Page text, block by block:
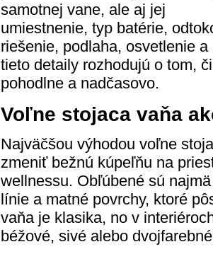
samotnej vane, ale aj jej
umiestnenie, typ batérie,
riešenie, podlaha, osvetlenie
tieto detaily rozhodujú o tom,
pohodlne a nadčasovo.
Voľne stojaca vaňa
Najväčšou výhodou voľne
zmeniť bežnú kúpeľňu na
wellnessu. Obľúbené sú
línie a matné povrchy, ktoré
vaňa je klasika, no v
béžové, sivé alebo